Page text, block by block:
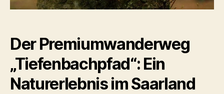
Der Premiumwanderweg
„Tiefenbachpfad“: Ein
Naturerlebnis im Saarland